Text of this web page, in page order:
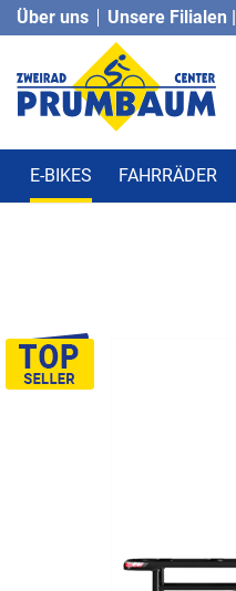
Über uns Unsere Filialen
E-BIKES FAHRRÄDER